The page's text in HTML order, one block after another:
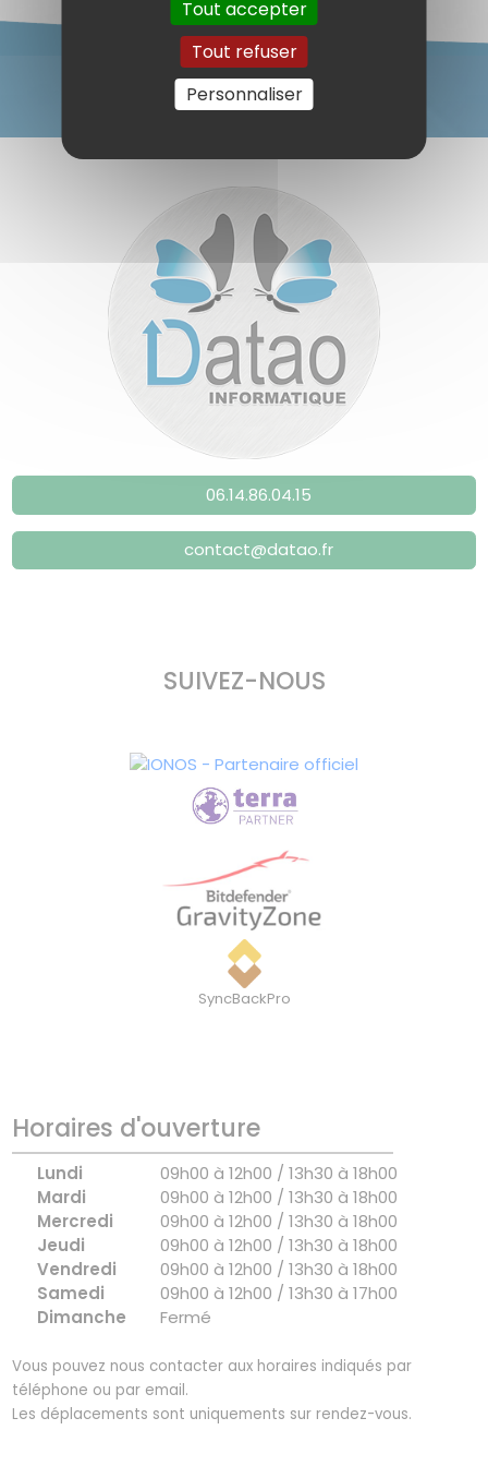
06.14.86.04.15
contact@datao.fr
SUIVEZ-NOUS
SyncBackPro
Horaires d'ouverture
Lundi
09h00 à 12h00 / 13h30 à 18h00
Mardi
09h00 à 12h00 / 13h30 à 18h00
Mercredi
09h00 à 12h00 / 13h30 à 18h00
Jeudi
09h00 à 12h00 / 13h30 à 18h00
Vendredi
09h00 à 12h00 / 13h30 à 18h00
Samedi
09h00 à 12h00 / 13h30 à 17h00
Dimanche
Fermé
Vous pouvez nous contacter aux horaires indiqués par
téléphone ou par email.
Les déplacements sont uniquements sur rendez-vous.
Tout accepter
Tout refuser
Personnaliser